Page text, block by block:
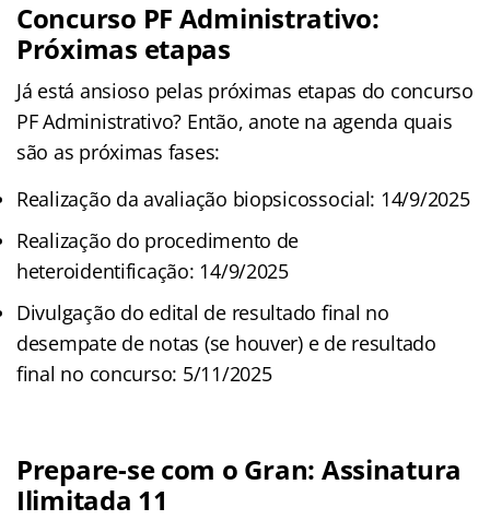
Concurso PF Administrativo:
Próximas etapas
Já está ansioso pelas próximas etapas do concurso
PF Administrativo? Então, anote na agenda quais
são as próximas fases:
Realização da avaliação biopsicossocial: 14/9/2025
Realização do procedimento de
heteroidentificação: 14/9/2025
Divulgação do edital de resultado final no
desempate de notas (se houver) e de resultado
final no concurso: 5/11/2025
Prepare-se com o Gran: Assinatura
Ilimitada 11